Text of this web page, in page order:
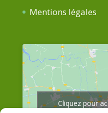
Mentions légales
Cliquez pour